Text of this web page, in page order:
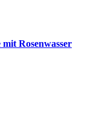
Rosenwasser